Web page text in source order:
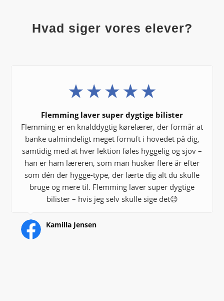
Hvad siger vores elever?
Flemming laver super dygtige bilister
Flemming er en knalddygtig kørelærer, der formår at
banke ualmindeligt meget fornuft i hovedet på dig,
samtidig med at hver lektion føles hyggelig og sjov –
han er ham læreren, som man husker flere år efter
som dén der hygge-type, der lærte dig alt du skulle
bruge og mere til. Flemming laver super dygtige
bilister – hvis jeg selv skulle sige det😉
Kamilla Jensen